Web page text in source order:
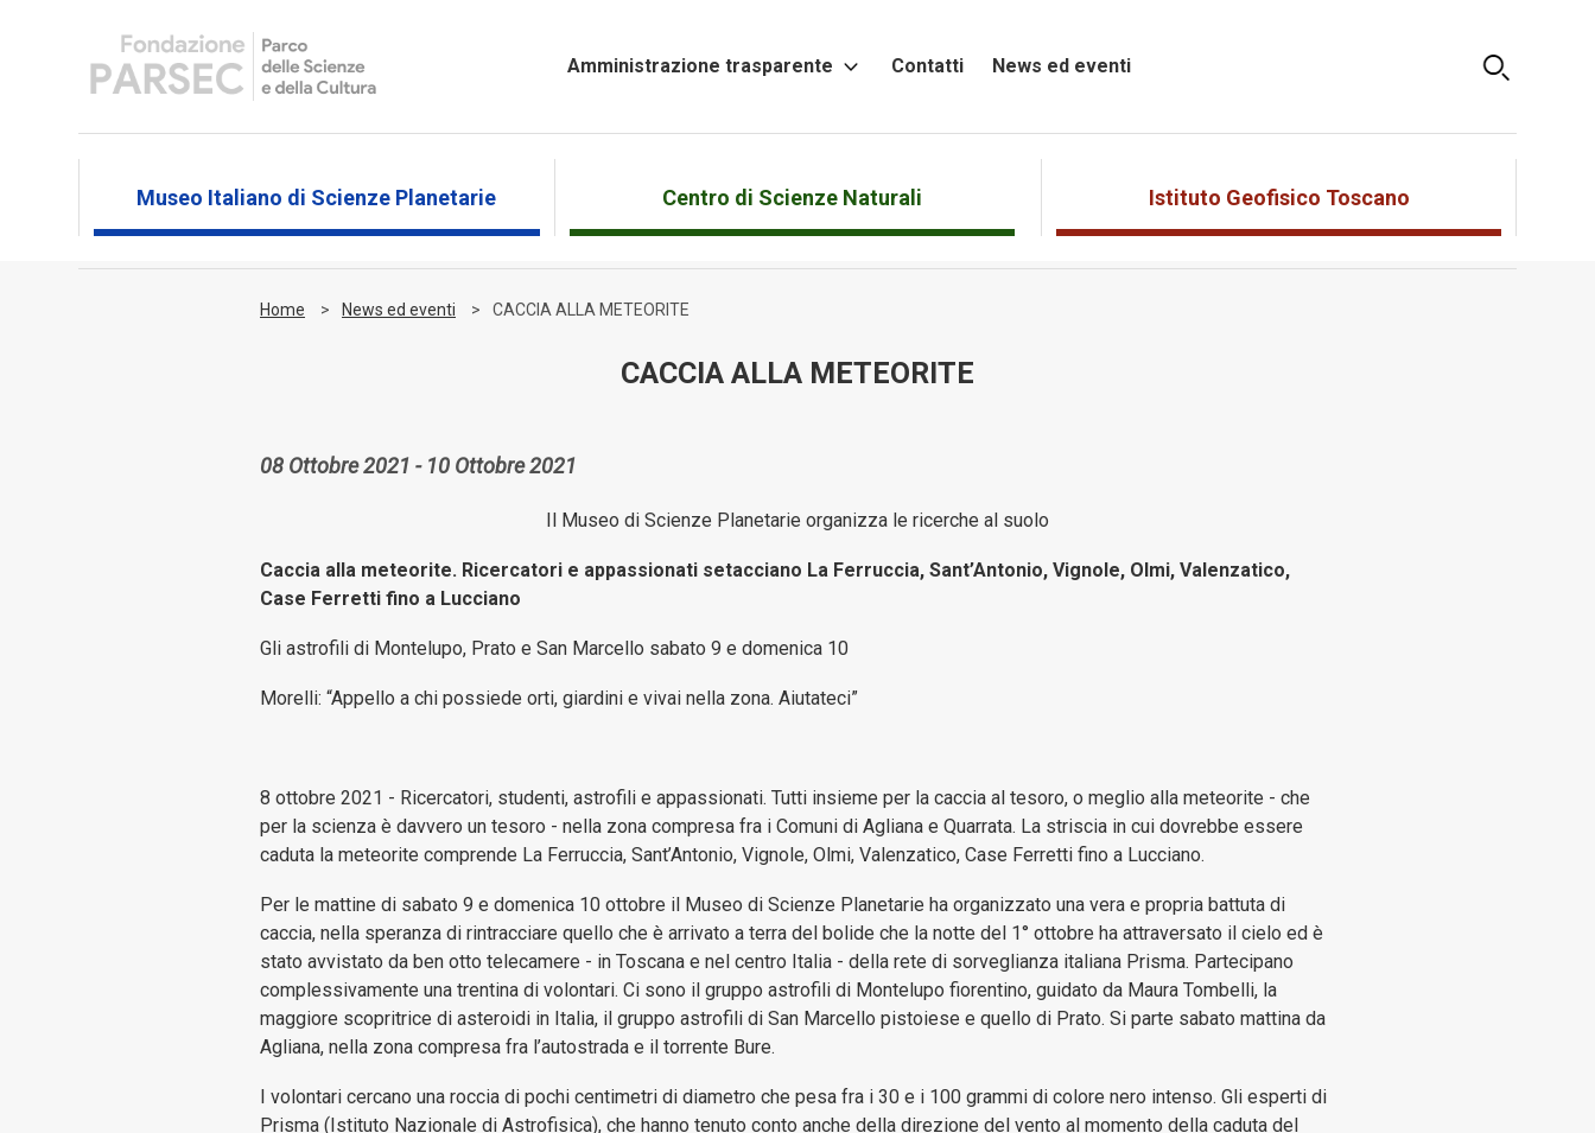
Amministrazione trasparente
contenuti
e
Bandi
gara
immobili
gestione
Bilanci
Controlli
e
sull'Amministrazione
Disposizioni
Generali
Enti
controllati
Contatti News ed eventi
Museo Italiano di Scienze Planetarie Centro di Scienze Naturali Istituto Geofisico Toscano
Home News ed eventi CACCIA ALLA METEORITE
CACCIA ALLA METEORITE
08 Ottobre 2021 - 10 Ottobre 2021
Il Museo di Scienze Planetarie organizza le ricerche al suolo
Caccia alla meteorite. Ricercatori e appassionati setacciano La Ferruccia, Sant’Antonio, Vignole, Olmi, Valenzatico,
Case Ferretti fino a Lucciano
Gli astrofili di Montelupo, Prato e San Marcello sabato 9 e domenica 10
Morelli: “Appello a chi possiede orti, giardini e vivai nella zona. Aiutateci”
8 ottobre 2021 - Ricercatori, studenti, astrofili e appassionati. Tutti insieme per la caccia al tesoro, o meglio alla meteorite - che
per la scienza è davvero un tesoro - nella zona compresa fra i Comuni di Agliana e Quarrata. La striscia in cui dovrebbe essere
caduta la meteorite comprende La Ferruccia, Sant’Antonio, Vignole, Olmi, Valenzatico, Case Ferretti fino a Lucciano.
Per le mattine di sabato 9 e domenica 10 ottobre il Museo di Scienze Planetarie ha organizzato una vera e propria battuta di
caccia, nella speranza di rintracciare quello che è arrivato a terra del bolide che la notte del 1° ottobre ha attraversato il cielo ed è
stato avvistato da ben otto telecamere - in Toscana e nel centro Italia - della rete di sorveglianza italiana Prisma. Partecipano
complessivamente una trentina di volontari. Ci sono il gruppo astrofili di Montelupo fiorentino, guidato da Maura Tombelli, la
maggiore scopritrice di asteroidi in Italia, il gruppo astrofili di San Marcello pistoiese e quello di Prato. Si parte sabato mattina da
Agliana, nella zona compresa fra l’autostrada e il torrente Bure.
I volontari cercano una roccia di pochi centimetri di diametro che pesa fra i 30 e i 100 grammi di colore nero intenso. Gli esperti di
Prisma (Istituto Nazionale di Astrofisica), che hanno tenuto conto anche della direzione del vento al momento della caduta del